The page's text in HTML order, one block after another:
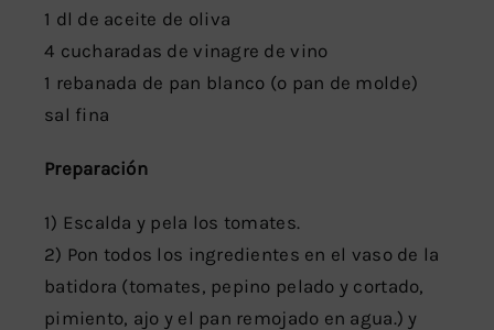
1 dl de aceite de oliva
4 cucharadas de vinagre de vino
1 rebanada de pan blanco (o pan de molde)
sal fina
Preparación
1) Escalda y pela los tomates.
2) Pon todos los ingredientes en el vaso de la
batidora (tomates, pepino pelado y cortado,
pimiento, ajo y el pan remojado en agua.) y